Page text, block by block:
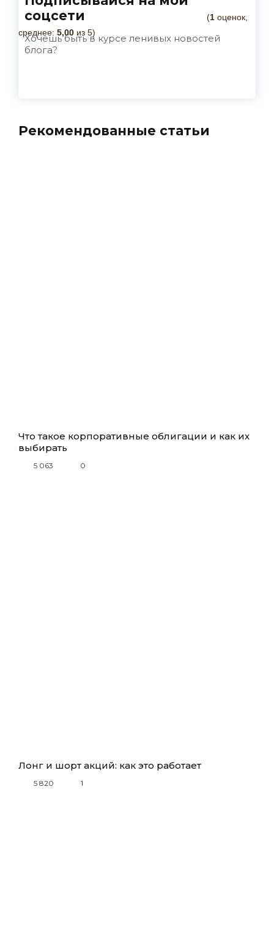
(1 оценок,
среднее: 5,00 из 5)
соцсети
Хочешь быть в курсе ленивых новостей
блога?
Рекомендованные статьи
Что такое корпоративные облигации и как их
выбирать
5 063 0
Лонг и шорт акций: как это работает
5 820 1